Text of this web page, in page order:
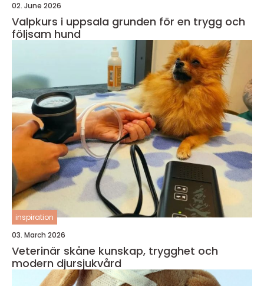
02. June 2026
Valpkurs i uppsala grunden för en trygg och
följsam hund
inspiration
03. March 2026
Veterinär skåne kunskap, trygghet och
modern djursjukvård